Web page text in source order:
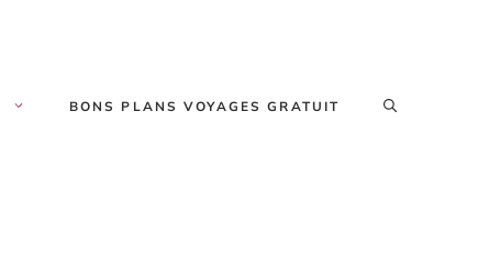
BONS PLANS VOYAGES GRATUIT